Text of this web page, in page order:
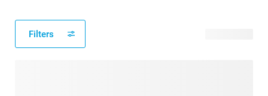
Filters